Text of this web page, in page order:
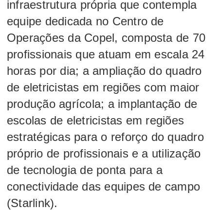
infraestrutura própria que contempla
equipe dedicada no Centro de
Operações da Copel, composta de 70
profissionais que atuam em escala 24
horas por dia; a ampliação do quadro
de eletricistas em regiões com maior
produção agrícola; a implantação de
escolas de eletricistas em regiões
estratégicas para o reforço do quadro
próprio de profissionais e a utilização
de tecnologia de ponta para a
conectividade das equipes de campo
(Starlink).